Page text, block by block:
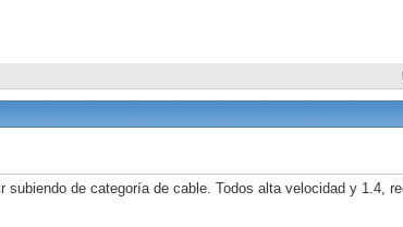
de categoría de cable. Todos alta velocidad y 1.4,